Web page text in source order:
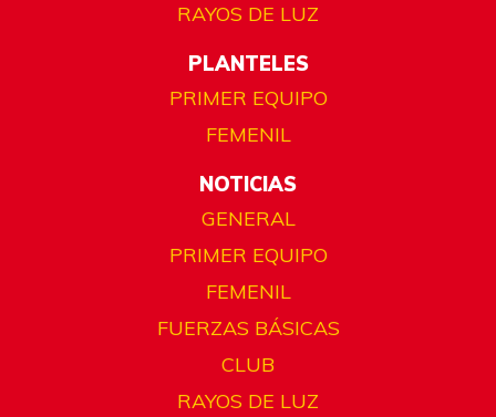
RAYOS DE LUZ
PLANTELES
PRIMER EQUIPO
FEMENIL
NOTICIAS
GENERAL
PRIMER EQUIPO
FEMENIL
FUERZAS BÁSICAS
CLUB
RAYOS DE LUZ